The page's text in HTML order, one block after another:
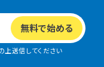
上送信してください